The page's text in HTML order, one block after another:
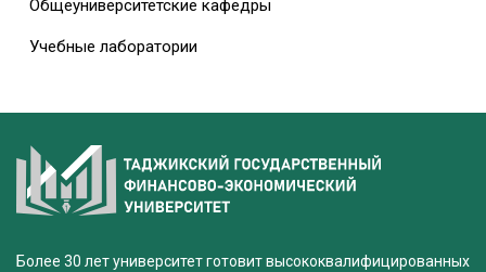
Общеуниверситетские кафедры
Учебные лаборатории
Более 30 лет университет готовит высококвалифицированных